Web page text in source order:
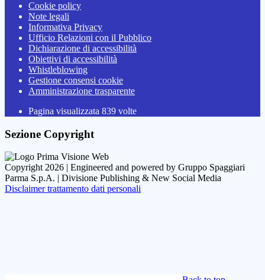
Cookie policy
Note legali
Informativa Privacy
Ufficio Relazioni con il Pubblico
Dichiarazione di accessibilità
Obiettivi di accessibilità
Whistleblowing
Gestione consensi cookie
Amministrazione trasparente
Pagina visualizzata 839 volte
Sezione Copyright
Copyright 2026 | Engineered and powered by Gruppo Spaggiari
Parma S.p.A. | Divisione Publishing & New Social Media
Disclaimer trattamento dati personali